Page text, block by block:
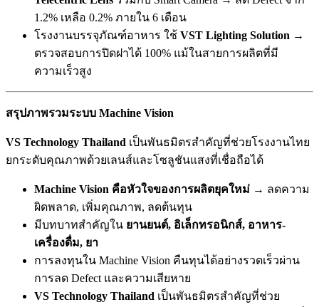
1.2% เหลือ 0.2% ภายใน 6 เดือน
โรงงานบรรจุภัณฑ์อาหาร ใช้ VST Lighting Solution →
ตรวจสอบการปิดฝาได้ 100% แม้ในสายการผลิตที่มี
ความเร็วสูง
สรุปภาพรวมระบบ Machine Vision
VS Technology Thailand เป็นพันธมิตรสำคัญที่ช่วยโรงงานไทย
ยกระดับคุณภาพด้วยเลนส์และโซลูชันแสงที่เชื่อถือได้
Machine Vision คือหัวใจของการผลิตยุคใหม่ → ลดความ
ผิดพลาด, เพิ่มคุณภาพ, ลดต้นทุน
มีบทบาทสำคัญใน ยานยนต์, อิเล็กทรอนิกส์, อาหาร-
เครื่องดื่ม, ยา
การลงทุนใน Machine Vision คืนทุนได้อย่างรวดเร็วผ่าน
การลด Defect และความเสียหาย
VS Technology Thailand เป็นพันธมิตรสำคัญที่ช่วย